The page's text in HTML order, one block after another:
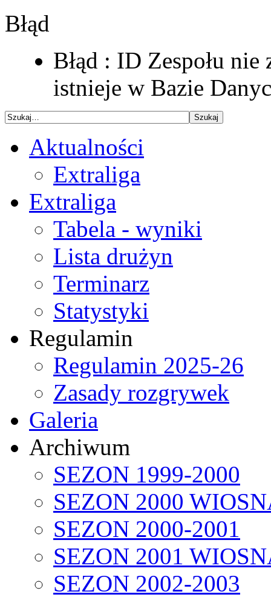
Błąd
Błąd : ID Zespołu
istnieje w Bazie
Aktualności
Extraliga
Extraliga
Tabela - wyniki
Lista drużyn
Terminarz
Statystyki
Regulamin
Regulamin 2025-26
Zasady rozgrywek
Galeria
Archiwum
SEZON 1999-2000
SEZON 2000
SEZON 2000-2001
SEZON 2001
SEZON 2002-2003